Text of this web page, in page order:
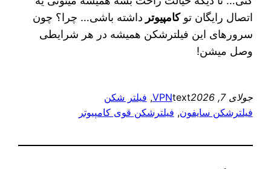
اتصال رایگان توکامپیوتر داشته باشی… چرا؟ چون
سرورهای این فیلترشکن همیشه در هر شرایطی
وصل میشن!
جولای 7, 2026 text
VPN
, فیلتر شکن
فیلترشکن سایفون, فیلترشکن قوی کامپیوتر